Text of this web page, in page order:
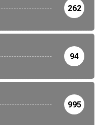
262
94
995